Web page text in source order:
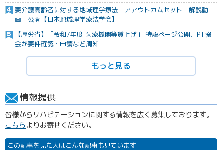
要介護高齢者に対する地域理学療法コアアウトカムセット「解説動
画」公開【日本地域理学療法学会】
【厚労省】「令和7年度 医療機関等賃上げ」 特設ページ公開、PT協
会が要件確認・申請など周知
もっと見る
情報提供
皆様からリハビテーションに関する情報を広く募集しております。
こちらよりお寄せください。
この記事を見た人はこんな記事も見ています